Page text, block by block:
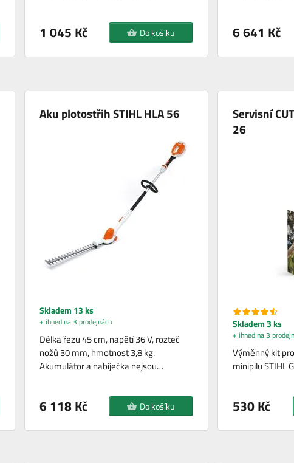
1 045 Kč Do košíku 6 641 Kč
Aku plotostřih STIHL HLA 56
Skladem 13 ks
+ ihned na 3 prodejnách
Délka řezu 45 cm, napětí 36 V, rozteč
nožů 30 mm, hmotnost 3,8 kg.
Akumulátor a nabíječka nejsou…
6 118 Kč Do košíku
Servisní
26
Skladem 3 ks
+ ihned na 3
Výměnný kit
minipilu STIHL
530 Kč